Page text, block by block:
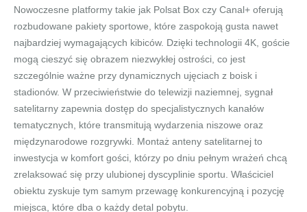
Nowoczesne platformy takie jak Polsat Box czy Canal+ oferują
rozbudowane pakiety sportowe, które zaspokoją gusta nawet
najbardziej wymagających kibiców. Dzięki technologii 4K, goście
mogą cieszyć się obrazem niezwykłej ostrości, co jest
szczególnie ważne przy dynamicznych ujęciach z boisk i
stadionów. W przeciwieństwie do telewizji naziemnej, sygnał
satelitarny zapewnia dostęp do specjalistycznych kanałów
tematycznych, które transmitują wydarzenia niszowe oraz
międzynarodowe rozgrywki. Montaż anteny satelitarnej to
inwestycja w komfort gości, którzy po dniu pełnym wrażeń chcą
zrelaksować się przy ulubionej dyscyplinie sportu. Właściciel
obiektu zyskuje tym samym przewagę konkurencyjną i pozycję
miejsca, które dba o każdy detal pobytu.